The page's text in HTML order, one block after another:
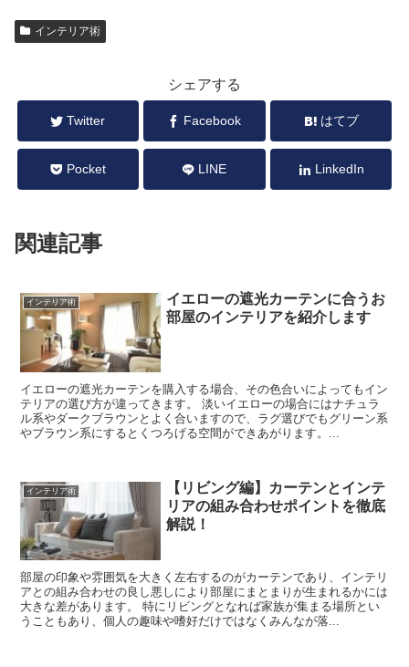
インテリア術
シェアする
Twitter Facebook はてブ
Pocket LINE LinkedIn
関連記事
インテリア術
イエローの遮光カーテンに合うお
部屋のインテリアを紹介します
イエローの遮光カーテンを購入する場合、その色合いによってもイン
テリアの選び方が違ってきます。 淡いイエローの場合にはナチュラ
ル系やダークブラウンとよく合いますので、ラグ選びでもグリーン系
やブラウン系にするとくつろげる空間ができあがります。...
インテリア術
【リビング編】カーテンとインテ
リアの組み合わせポイントを徹底
解説！
部屋の印象や雰囲気を大きく左右するのがカーテンであり、インテリ
アとの組み合わせの良し悪しにより部屋にまとまりが生まれるかには
大きな差があります。 特にリビングとなれば家族が集まる場所とい
うこともあり、個人の趣味や嗜好だけではなくみんなが落...